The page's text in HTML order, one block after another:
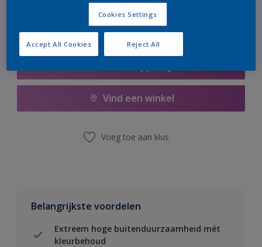
Vind een winkel
Voeg toe aan klus
Belangrijkste voordelen
Extreem hoge buitenduurzaamheid mét
kleurbehoud
Cookies Settings
Reject All
Accept All Cookies